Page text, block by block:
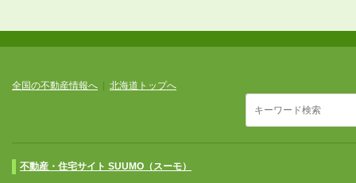
全国の不動産情報へ 北海道トップへ
不動産・住宅サイト SUUMO（スーモ）